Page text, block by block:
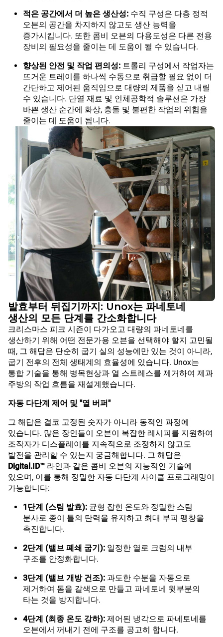
적은 공간에서 더 높은 생산성: 수직 구성은 다층 정적
오븐의 공간을 차지하지 않고도 생산 능력을
증가시킵니다. 또한 콤비 오븐의 다용도성은 다른 전용
장비의 필요성을 줄이는 데 도움이 될 수 있습니다.
향상된 안전 및 작업 편의성: 트롤리 구성에서 작업자는
뜨거운 트레이를 하나씩 수동으로 취급할 필요 없이 더
간단하고 제어된 움직임으로 대량의 제품을 싣고 내릴
수 있습니다. 단열 재료 및 인체공학적 솔루션은 가장
바쁜 생산 순간에 화상, 충돌 및 불편한 작업의 위험을
줄이는 데 도움이 됩니다.
발효부터 뒤집기까지: Unox는 파네토네
생산의 모든 단계를 간소화합니다
크리스마스 피크 시즌이 다가오고 대량의 파네토네를
생산하기 위해 어떤 전문가용 오븐을 선택해야 할지 고민될
때, 그 해답은 단순히 굽기 실의 성능에만 있는 것이 아니라,
굽기 전후의 전체 생태계의 효율성에 있습니다. Unox는
통합 기술을 통해 병목현상과 열 스트레스를 제거하여 제과
주방의 작업 흐름을 재설계했습니다.
자동 다단계 제어 및 "열 버퍼"
그 해답은 결코 고정된 숫자가 아니라 동적인 과정에
있습니다. 많은 장인들이 오븐이 복잡한 레시피를 지원하여
조작자가 디스플레이를 지속적으로 조정하지 않고도
발전을 관리할 수 있는지 궁금해합니다. 그 해답은
Digital.ID™ 라인과 같은 콤비 오븐의 지능적인 기술에
있으며, 이를 통해 정밀한 자동 다단계 사이클 프로그래밍이
가능합니다:
1단계 (스팀 발효): 균형 잡힌 온도와 정밀한 스팀
분사로 종이 틀의 탄력을 유지하고 최대 부피 팽창을
촉진합니다.
2단계 (밸브 폐쇄 굽기): 일정한 열로 크럼의 내부
구조를 안정화합니다.
3단계 (밸브 개방 건조): 과도한 수분을 자동으로
제거하여 돔을 갈색으로 만들고 파네토네 윗부분의
타는 것을 방지합니다.
4단계 (최종 온도 강하): 제어된 냉각으로 파네토네를
오븐에서 꺼내기 전에 구조를 공고히 합니다.